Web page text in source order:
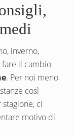
inverno,
fare il cambio
. Per noi meno
così
ci
motivo di